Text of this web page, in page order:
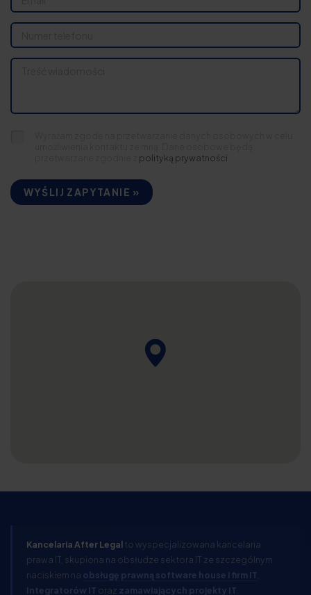
polityką prywatności
WYŚLIJ ZAPYTANIE »
Kancelaria After Legalto wyspecjalizowana kancelaria
prawa IT, skupiona na obsłudze sektora IT ze szczególnym
naciskiem na obsługę prawną software house i firm IT
Integratorów IT oraz zamawiających projekty IT